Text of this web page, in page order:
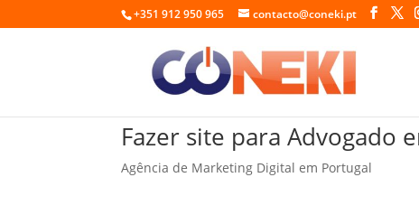
+351 912 950 965 contacto@coneki.pt
Fazer site para Advogado
Agência de Marketing Digital em Portugal